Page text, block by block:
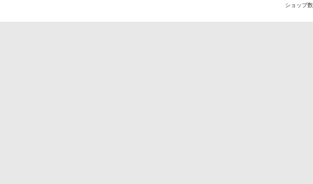
ショップ数